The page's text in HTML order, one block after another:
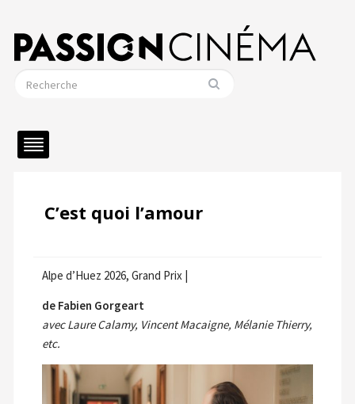
C’est quoi l’amour
Alpe d’Huez 2026, Grand Prix |
de Fabien Gorgeart
avec Laure Calamy, Vincent Macaigne, Mélanie Thierry,
etc.